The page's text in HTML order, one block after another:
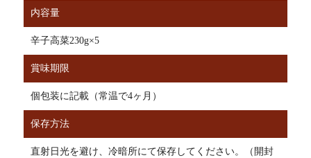
内容量
辛子高菜230g×5
賞味期限
個包装に記載（常温で4ヶ月）
保存方法
直射日光を避け、冷暗所にて保存してください。（開封